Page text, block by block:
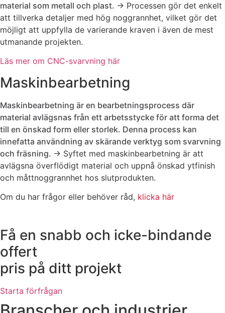
material som metall och plast. → Processen gör det enkelt
att tillverka detaljer med hög noggrannhet, vilket gör det
möjligt att uppfylla de varierande kraven i även de mest
utmanande projekten.
Läs mer om CNC-svarvning här
Maskinbearbetning
Maskinbearbetning är en bearbetningsprocess där
material avlägsnas från ett arbetsstycke för att forma det
till en önskad form eller storlek. Denna process kan
innefatta användning av skärande verktyg som svarvning
och fräsning. → Syftet med maskinbearbetning är att
avlägsna överflödigt material och uppnå önskad ytfinish
och måttnoggrannhet hos slutprodukten.
Om du har frågor eller behöver råd, klicka här
Få en snabb och icke-bindande
offert
pris på ditt projekt
Starta förfrågan